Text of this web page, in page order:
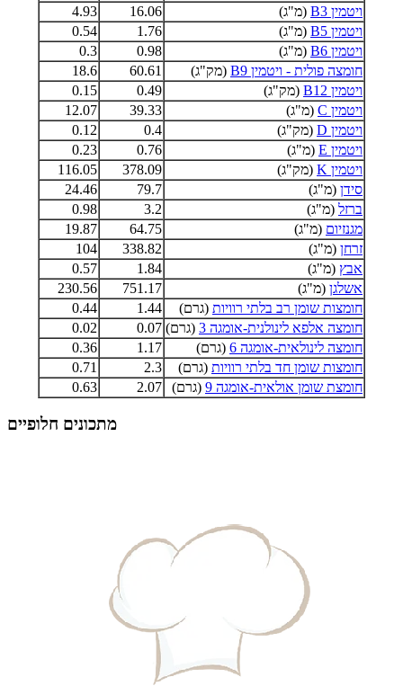
ויטמין B3
(מ"ג) 16.06
4.93
ויטמין B5
(מ"ג) 1.76
0.54
ויטמין B6
(מ"ג) 0.98
0.3
חומצה פולית - ויטמין B9
(מק"ג) 60.61
18.6
ויטמין B12
(מק"ג) 0.49
0.15
ויטמין C
(מ"ג) 39.33
12.07
ויטמין D
(מק"ג) 0.4
0.12
ויטמין E
(מ"ג) 0.76
0.23
ויטמין K
(מק"ג) 378.09
116.05
סידן (מ"ג) 79.7
24.46
ברזל (מ"ג) 3.2
0.98
מגנזיום (מ"ג) 64.75
19.87
זרחן (מ"ג) 338.82
104
אבץ (מ"ג) 1.84
0.57
אשלגן (מ"ג) 751.17
230.56
חומצות שומן רב בלתי רוויות (גרם) 1.44
0.44
חומצה אלפא לינולנית-אומגה 3
(גרם) 0.07
0.02
חומצה לינולאית-אומגה 6
(גרם) 1.17
0.36
חומצות שומן חד בלתי רוויות (גרם) 2.3
0.71
חומצת שומן אולאית-אומגה 9
(גרם) 2.07
0.63
מתכונים חלופיים